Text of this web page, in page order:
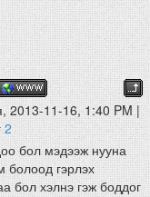
2013-11-16, 1:40 PM |
2
бол мэдээж нууна
болоод гэрлэх
бол хэлнэ гэж боддог